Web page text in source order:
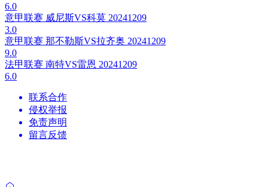
6.0
意甲联赛 威尼斯VS科莫 20241209
3.0
意甲联赛 那不勒斯VS拉齐奥 20241209
9.0
法甲联赛 南特VS雷恩 20241209
6.0
联系合作
侵权举报
免责声明
留言反馈